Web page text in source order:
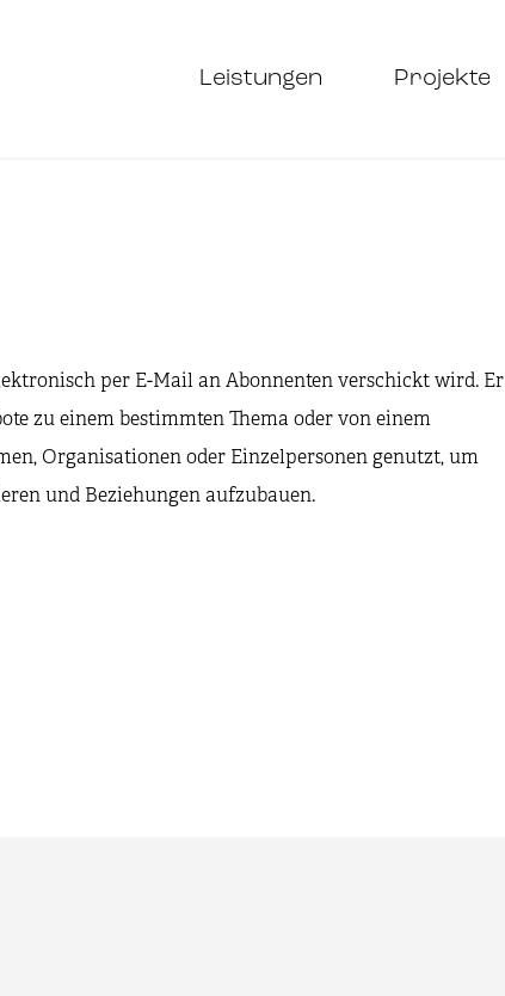
Leistungen Projekte
per E-Mail an Abonnenten verschickt wird. Er
zu einem bestimmten Thema oder von einem
Organisationen oder Einzelpersonen genutzt, um
und Beziehungen aufzubauen.